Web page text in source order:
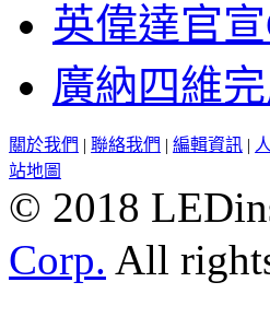
英偉達官
廣納四維
關於我們 | 聯絡我們 | 編輯資訊 |
站地圖
© 2018
Corp. All